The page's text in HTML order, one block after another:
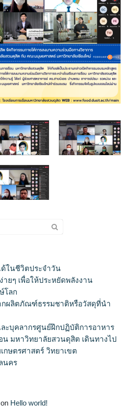
านต่าง ๆ
เรียนการเรือน
ร
รียนการเรือน
ด้ในชีวิตประจำวัน
ายๆ เพื่อให้ประหยัดพลังงาน
โลก
กผลิตภัณฑ์ธรรมชาติหรือวัสดุที่นำ
ะบุคลากรศูนย์ฝึกปฏิบัติการอาหาร
น มหาวิทยาลัยสวนดุสิต เดินทางไป
ษตรศาสตร์ วิทยาเขต
นคร
on Hello world!